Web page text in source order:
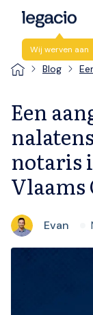
Wij werven aan
Blog
Een
notaris
Vlaams
Evan